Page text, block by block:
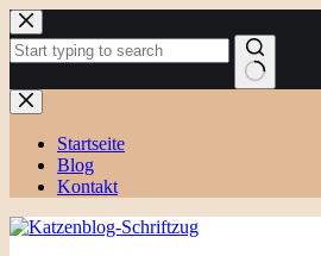
Zum
Inhalt
springen
Keine
Ergebnisse
Startseite
Blog
Kontakt